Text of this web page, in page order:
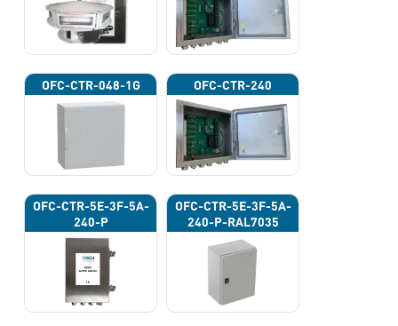
OFC-CTR-048-1G OFC-CTR-240
OFC-CTR-5E-3F-5A-
240-P
OFC-CTR-5E-3F-5A-
240-P-RAL7035